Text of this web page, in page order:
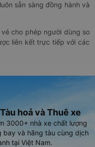
sẵn sàng đồng hành và
cho phép người dùng so
liên kết trực tiếp với các
hoả và Thuê xe
3000+ nhà xe chất lượng
và hãng tàu cùng dịch
tại Việt Nam.